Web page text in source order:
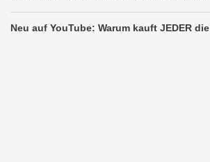
Neu auf YouTube: Warum kauft JEDER